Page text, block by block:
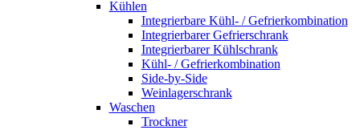
Kühlen
Integrierbare Kühl- / Gefrierkombination
Integrierbarer Gefrierschrank
Integrierbarer Kühlschrank
Kühl- / Gefrierkombination
Side-by-Side
Weinlagerschrank
Waschen
Trockner